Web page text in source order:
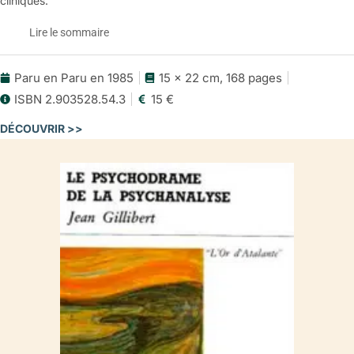
Lire le sommaire
Première partie
Métapsychologie du jeu dans et par le psychodrame
I. Condensé historique
Il. Linéaments du psychodrame en psychanalyse
Le cadre. – Les séquences. Les sujets jouant. – Le sujet, objet
du jeu. La référence de départ. – L’unité primitive.
III. Histoire sexuelle du jeu
Le ludisme infantile. – Le roman théâtral.
IV. L’agir dans le jeu
Paru en Paru en 1985
15 x 22 cm, 168 pages
ISBN 2.903528.54.3
15 €
DÉCOUVRIR >>